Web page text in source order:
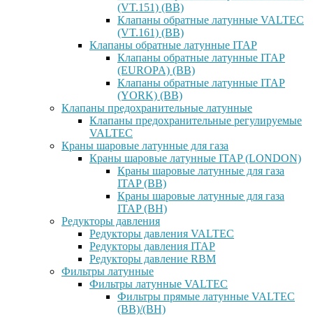
(VT.151) (ВВ)
Клапаны обратные латунные VALTEC
(VT.161) (ВВ)
Клапаны обратные латунные ITAP
Клапаны обратные латунные ITAP
(EUROPA) (ВВ)
Клапаны обратные латунные ITAP
(YORK) (ВВ)
Клапаны предохранительные латунные
Клапаны предохранительные регулируемые
VALTEC
Краны шаровые латунные для газа
Краны шаровые латунные ITAP (LONDON)
Краны шаровые латунные для газа
ITAP (ВВ)
Краны шаровые латунные для газа
ITAP (ВН)
Редукторы давления
Редукторы давления VALTEC
Редукторы давления ITAP
Редукторы давление RBM
Фильтры латунные
Фильтры латунные VALTEC
Фильтры прямые латунные VALTEC
(ВВ)/(ВН)